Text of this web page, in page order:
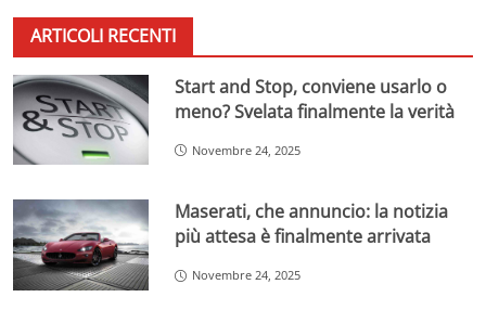
ARTICOLI RECENTI
Start and Stop, conviene usarlo o
meno? Svelata finalmente la verità
Novembre 24, 2025
Maserati, che annuncio: la notizia
più attesa è finalmente arrivata
Novembre 24, 2025